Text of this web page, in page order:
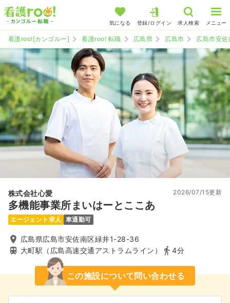
気になる 登録/ログイン 求人検索 メニュー
看護roo![カンゴルー] 看護roo! 転職 広島県 広島市 広島市安佐
株式会社心愛
多機能事業所まいはーとここあ
2026/07/15更新
エージェント求人 車通勤可
広島県広島市安佐南区緑井1-28-36
大町駅（広島高速交通アストラムライン）
4分
この施設について問い合わせる